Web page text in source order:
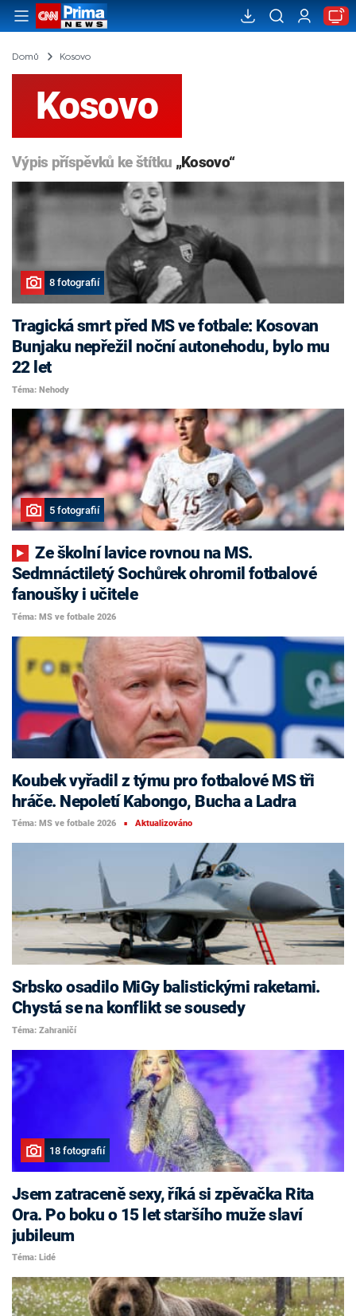
Domů Kosovo
Kosovo
Výpis příspěvků ke štítku „Kosovo“
8 fotografií
Tragická smrt před MS ve fotbale: Kosovan
Bunjaku nepřežil noční autonehodu, bylo mu
22 let
Téma: Nehody
5 fotografií
Ze školní lavice rovnou na MS.
Sedmnáctiletý Sochůrek ohromil fotbalové
fanoušky i učitele
Téma: MS ve fotbale 2026
Koubek vyřadil z týmu pro fotbalové MS tři
hráče. Nepoletí Kabongo, Bucha a Ladra
Téma: MS ve fotbale 2026 ■ Aktualizováno
Srbsko osadilo MiGy balistickými raketami.
Chystá se na konflikt se sousedy
Téma: Zahraničí
18 fotografií
Jsem zatraceně sexy, říká si zpěvačka Rita
Ora. Po boku o 15 let staršího muže slaví
jubileum
Téma: Lidé